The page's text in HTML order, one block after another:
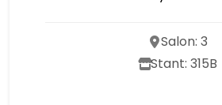
Salon: 3
Stant: 315B